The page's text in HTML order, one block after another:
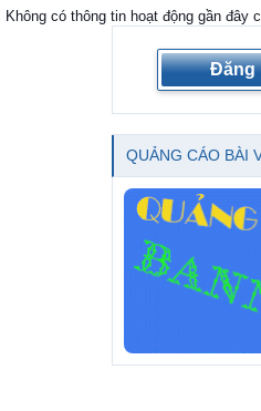
Không có thông tin hoạt động gần đây
Đăng
QUẢNG CÁO BÀI